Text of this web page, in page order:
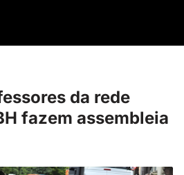
da rede
fazem assembleia